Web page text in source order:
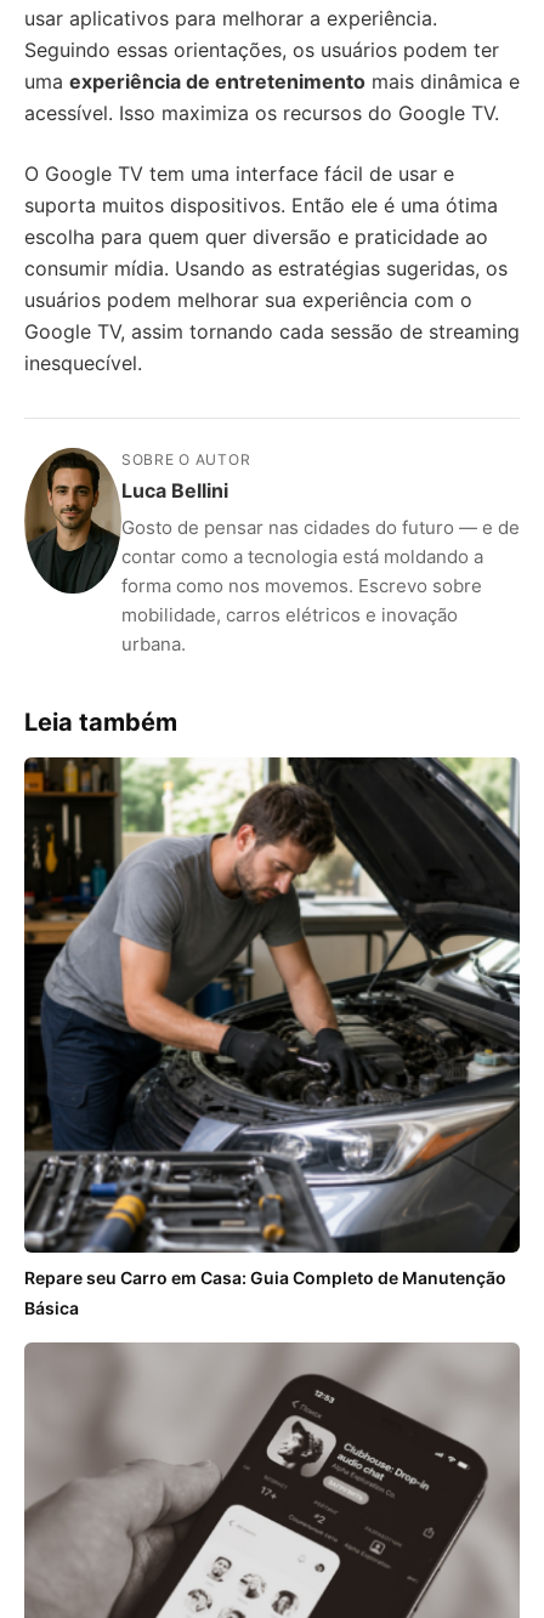
usar aplicativos para melhorar a experiência.
Seguindo essas orientações, os usuários podem ter
uma experiência de entretenimento mais dinâmica e
acessível. Isso maximiza os recursos do Google TV.
O Google TV tem uma interface fácil de usar e
suporta muitos dispositivos. Então ele é uma ótima
escolha para quem quer diversão e praticidade ao
consumir mídia. Usando as estratégias sugeridas, os
usuários podem melhorar sua experiência com o
Google TV, assim tornando cada sessão de streaming
inesquecível.
SOBRE O AUTOR
Luca Bellini
Gosto de pensar nas cidades do futuro — e de
contar como a tecnologia está moldando a
forma como nos movemos. Escrevo sobre
mobilidade, carros elétricos e inovação
urbana.
Leia também
Repare seu Carro em Casa: Guia Completo de Manutenção
Básica